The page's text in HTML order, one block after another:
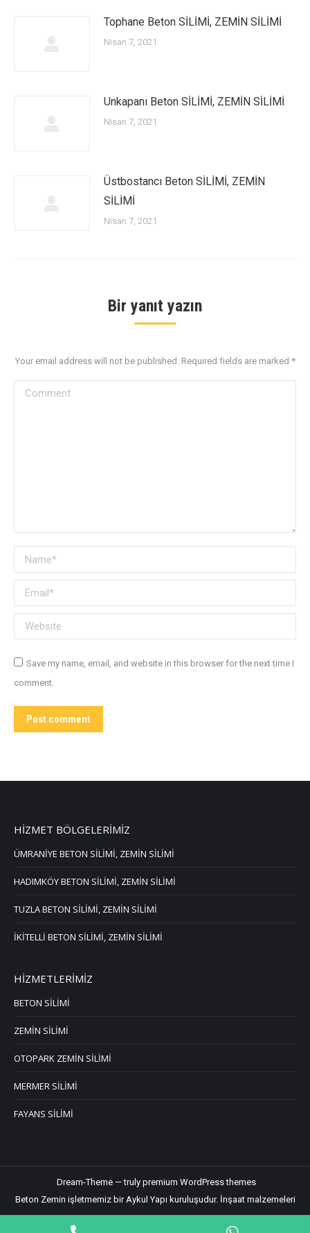
Tophane Beton SİLİMİ, ZEMİN SİLİMİ
Nisan 7, 2021
Unkapanı Beton SİLİMİ, ZEMİN SİLİMİ
Nisan 7, 2021
Üstbostancı Beton SİLİMİ, ZEMİN
SİLİMİ
Nisan 7, 2021
Bir yanıt yazın
Your email address will not be published. Required fields are marked *
Comment
Name *
Email *
Website
Save my name, email, and website in this browser for the next time I
comment.
Post comment
HİZMET BÖLGELERİMİZ
ÜMRANİYE BETON SİLİMİ, ZEMİN SİLİMİ
HADIMKÖY BETON SİLİMİ, ZEMİN SİLİMİ
TUZLA BETON SİLİMİ, ZEMİN SİLİMİ
İKİTELLİ BETON SİLİMİ, ZEMİN SİLİMİ
HİZMETLERİMİZ
BETON SİLİMİ
ZEMİN SİLİMİ
OTOPARK ZEMİN SİLİMİ
MERMER SİLİMİ
FAYANS SİLİMİ
Dream-Theme — truly premium WordPress themes
Beton Zemin işletmemiz bir Aykul Yapı kuruluşudur. İnşaat malzemeleri